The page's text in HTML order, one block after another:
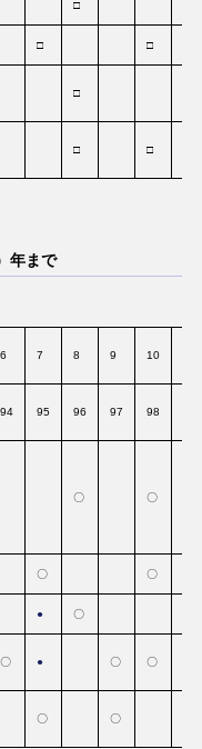
□
□ □
□
□ □
年まで
6 7 8 9 10
94 95 96 97 98
〇
〇
〇 〇
● 〇
〇 ● 〇 〇
〇 〇